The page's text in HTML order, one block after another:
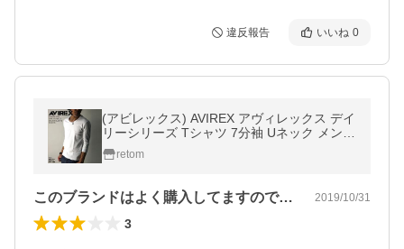
違反報告 いいね 0
(アビレックス) AVIREX アヴィレックス デイ
リーシリーズ Tシャツ 7分袖 Uネック メンズ
レディース【6143509】
retom
このブランドはよく購入してますので商品… 2019/10/31
3